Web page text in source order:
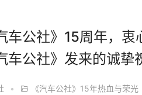
车公社》15周年，
车公社》发来的诚挚
• 《汽车公社》15年热血与荣光